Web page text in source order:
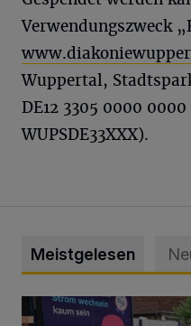
Verwendungszweck
Wuppertal,
DE12 3305 0000
WUPSDE33XXX).
Meistgelesen
Schwerer Unfall mit 2,48